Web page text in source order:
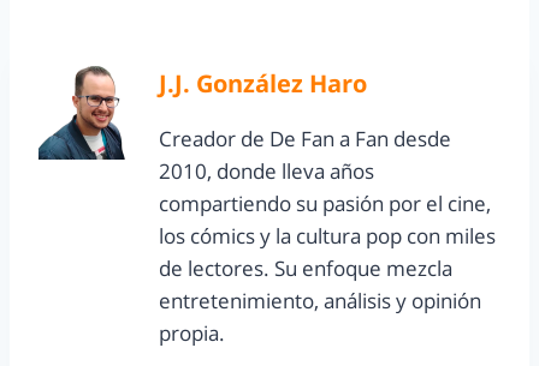
J.J. González Haro
Creador de De Fan a Fan desde
2010, donde lleva años
compartiendo su pasión por el cine,
los cómics y la cultura pop con miles
de lectores. Su enfoque mezcla
entretenimiento, análisis y opinión
propia.